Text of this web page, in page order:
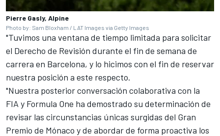
Pierre Gasly, Alpine
Photo by: Sam Bloxham / LAT Images via Getty Images
"Tuvimos una ventana de tiempo limitada para solicitar
el Derecho de Revisión durante el fin de semana de
carrera en Barcelona, y lo hicimos con el fin de reservar
nuestra posición a este respecto.
"Nuestra posterior conversación colaborativa con la
FIA y Formula One ha demostrado su determinación de
revisar las circunstancias únicas surgidas del Gran
Premio de Mónaco y de abordar de forma proactiva los